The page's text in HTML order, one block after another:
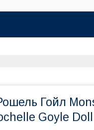
Гойл
Goyle Doll